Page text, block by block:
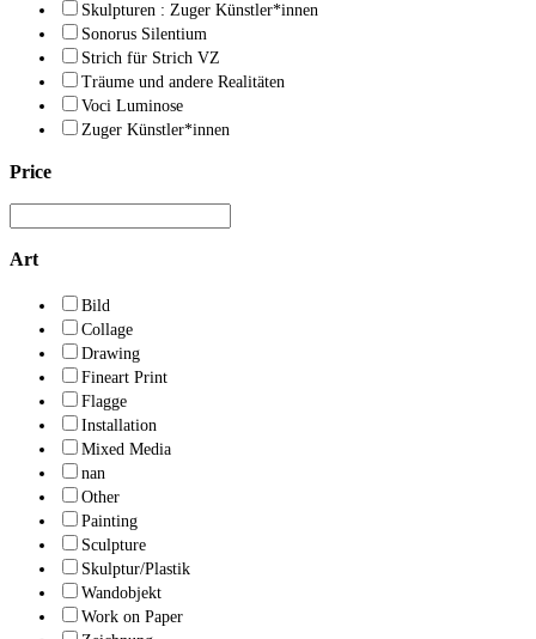
Skulpturen : Zuger Künstler*innen
Sonorus Silentium
Strich für Strich VZ
Träume und andere Realitäten
Voci Luminose
Zuger Künstler*innen
Price
Art
Bild
Collage
Drawing
Fineart Print
Flagge
Installation
Mixed Media
nan
Other
Painting
Sculpture
Skulptur/Plastik
Wandobjekt
Work on Paper